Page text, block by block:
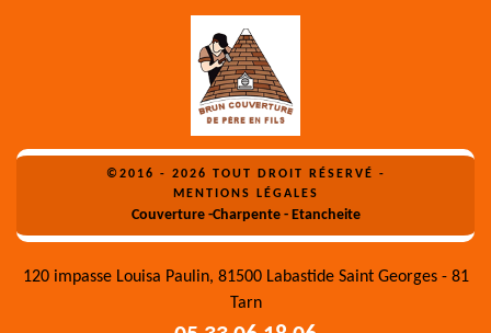
©2016 - 2026 TOUT DROIT RÉSERVÉ -
MENTIONS LÉGALES
Couverture -Charpente - Etancheite
120 impasse Louisa Paulin, 81500 Labastide Saint Georges - 81
Tarn